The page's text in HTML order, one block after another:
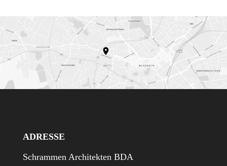
ADRESSE
Schrammen Architekten BDA